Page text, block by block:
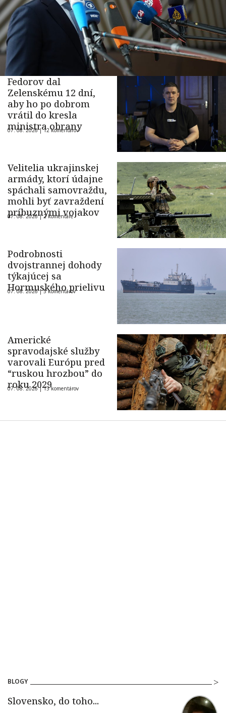
Fedorov dal
Zelenskému 12 dní,
aby ho po dobrom
vrátil do kresla
ministra obrany
07. 08. 2026 |12 komentárov
Velitelia ukrajinskej
armády, ktorí údajne
spáchali samovraždu,
mohli byť zavraždení
príbuznými vojakov
07. 08. 2026 |2 komentáre
Podrobnosti
dvojstrannej dohody
týkajúcej sa
Hormuského prielivu
07. 08. 2026 |5 komentárov
Americké
spravodajské služby
varovali Európu pred
“ruskou hrozbou” do
roku 2029
07. 08. 2026 |13 komentárov
BLOGY